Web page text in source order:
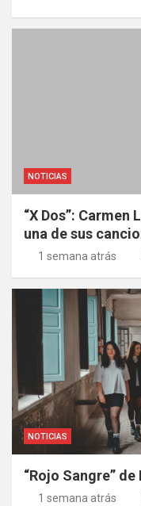
NOTICIAS
“X Dos”:
una de sus
1 semana atrás
NOTICIAS
“Rojo Sangre”
1 semana atrás